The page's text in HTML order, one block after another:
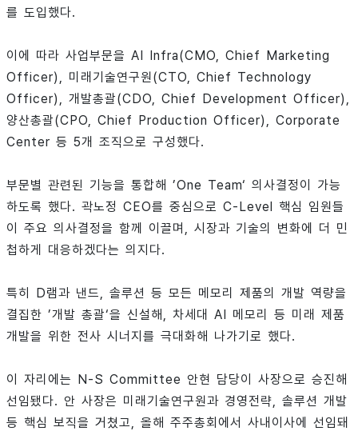
를 도입했다.
이에 따라 사업부문을 AI Infra(CMO, Chief Marketing
Officer), 미래기술연구원(CTO, Chief Technology
Officer), 개발총괄(CDO, Chief Development Officer),
양산총괄(CPO, Chief Production Officer), Corporate
Center 등 5개 조직으로 구성했다.
부문별 관련된 기능을 통합해 ’One Team‘ 의사결정이 가능
하도록 했다. 곽노정 CEO를 중심으로 C-Level 핵심 임원들
이 주요 의사결정을 함께 이끌며, 시장과 기술의 변화에 더 민
첩하게 대응하겠다는 의지다.
특히 D램과 낸드, 솔루션 등 모든 메모리 제품의 개발 역량을
결집한 ’개발 총괄‘을 신설해, 차세대 AI 메모리 등 미래 제품
개발을 위한 전사 시너지를 극대화해 나가기로 했다.
이 자리에는 N-S Committee 안현 담당이 사장으로 승진해
선임됐다. 안 사장은 미래기술연구원과 경영전략, 솔루션 개발
등 핵심 보직을 거쳤고, 올해 주주총회에서 사내이사에 선임돼